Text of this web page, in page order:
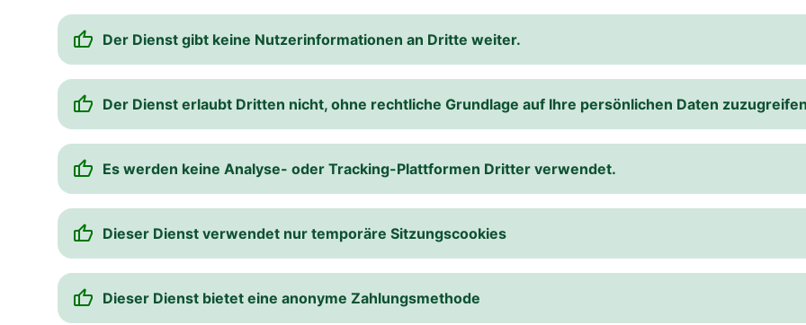
Der Dienst gibt keine Nutzerinformationen an Dritte weiter.
Der Dienst erlaubt Dritten nicht, ohne rechtliche Grundlage auf Ihre persönlichen Daten
Es werden keine Analyse- oder Tracking-Plattformen Dritter verwendet.
Dieser Dienst verwendet nur temporäre Sitzungscookies
Dieser Dienst bietet eine anonyme Zahlungsmethode